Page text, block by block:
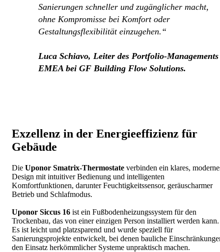
Sanierungen schneller und zugänglicher macht,
ohne Kompromisse bei Komfort oder
Gestaltungsflexibilität einzugehen.“
Luca Schiavo, Leiter des Portfolio-Managements
EMEA bei GF Building Flow Solutions.
Exzellenz in der Energieeffizienz für
Gebäude
Die Uponor Smatrix-Thermostate verbinden ein klares,
Design mit intuitiver Bedienung und intelligenten
Komfortfunktionen, darunter Feuchtigkeitssensor, geräuscharmer
Betrieb und Schlafmodus.
Uponor Siccus 16 ist ein Fußbodenheizungssystem für den
Trockenbau, das von einer einzigen Person installiert werden kann.
Es ist leicht und platzsparend und wurde speziell für
Sanierungsprojekte entwickelt, bei denen bauliche
den Einsatz herkömmlicher Systeme unpraktisch machen.